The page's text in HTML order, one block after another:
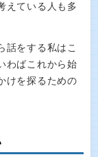
えている人も多
話をする私はこ
わばこれから始
けを探るための